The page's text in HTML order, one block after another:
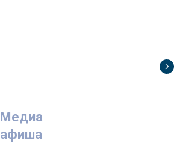
Медиа
афиша